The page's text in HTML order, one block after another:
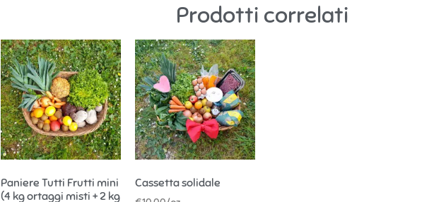
Prodotti correlati
Paniere Tutti Frutti mini
(4 kg ortaggi misti + 2 kg
Cassetta solidale